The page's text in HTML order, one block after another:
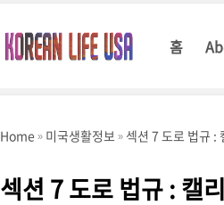
홈
Home 미국생활정보 섹션 7 도로 법규 :
섹션 7 도로 법규 : 캘